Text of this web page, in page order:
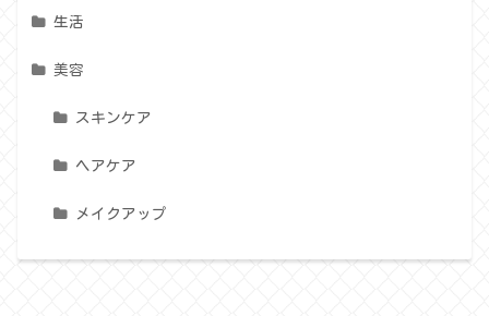
生活
美容
スキンケア
ヘアケア
メイクアップ